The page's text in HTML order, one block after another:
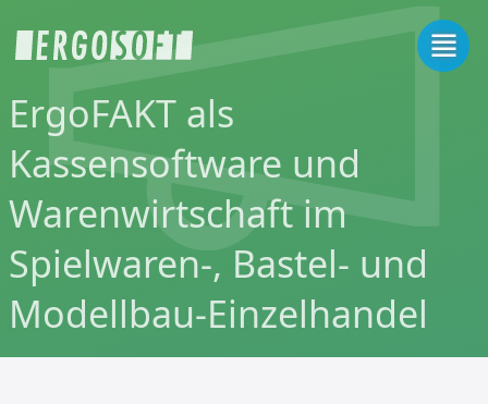
ErgoFAKT als
Kassensoftware und
Warenwirtschaft im
Spielwaren-, Bastel- und
Modellbau-Einzelhandel